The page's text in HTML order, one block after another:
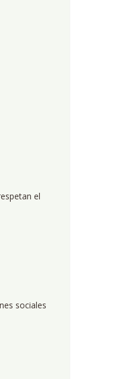
el
sociales